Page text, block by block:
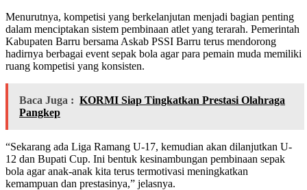
Menurutnya, kompetisi yang berkelanjutan menjadi bagian penting
dalam menciptakan sistem pembinaan atlet yang terarah. Pemerintah
Kabupaten Barru bersama Askab PSSI Barru terus mendorong
hadirnya berbagai event sepak bola agar para pemain muda memiliki
ruang kompetisi yang konsisten.
Baca Juga : KORMI Siap Tingkatkan Prestasi Olahraga
Pangkep
“Sekarang ada Liga Ramang U-17, kemudian akan dilanjutkan U-
12 dan Bupati Cup. Ini bentuk kesinambungan pembinaan sepak
bola agar anak-anak kita terus termotivasi meningkatkan
kemampuan dan prestasinya,” jelasnya.